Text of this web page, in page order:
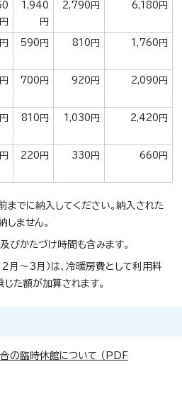
円
1,940
円
2,790円 6,180円
590円 810円 1,760円
700円 920円 2,090円
810円 1,030円 2,420円
220円 330円 660円
でに納入してください。納入された
ません。
びかたづけ時間も含みます。
月～3月）は、冷暖房費として利用料
た額が加算されます。
の臨時休館について （PDF